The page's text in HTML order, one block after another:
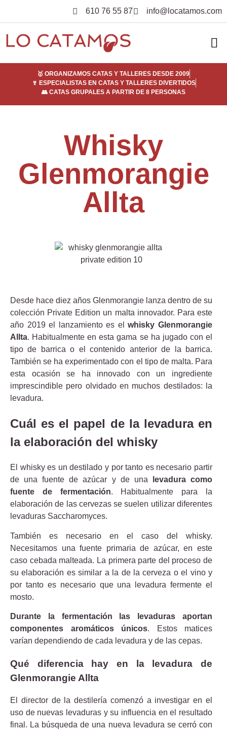
610 76 55 87 info@locatamos.com
🥇 ORGANIZAMOS CATAS Y TALLERES DESDE 2009
🍷 ESPECIALISTAS EN CATAS Y TALLERES DIVERTIDOS
👥 CATAS GRUPALES A PARTIR DE 8 PERSONAS
Whisky
Glenmorangie
Allta
Desde hace diez años Glenmorangie lanza dentro de su
colección Private Edition un malta innovador. Para este
año 2019 el lanzamiento es elwhisky Glenmorangie
Allta. Habitualmente en esta gama se ha jugado con el
tipo de barrica o el contenido anterior de la barrica.
También se ha experimentado con el tipo de malta. Para
esta ocasión se ha innovado con un ingrediente
imprescindible pero olvidado en muchos destilados: la
levadura.
Cuál es el papel de la levadura en
la elaboración del whisky
El whisky es un destilado y por tanto es necesario partir
de una fuente de azúcar y de una
levadura como
fuente de fermentación. Habitualmente para la
elaboración de las cervezas se suelen utilizar diferentes
levaduras Saccharomyces.
También es necesario en el caso del whisky.
Necesitamos una fuente primaria de azúcar, en este
caso cebada malteada. La primera parte del proceso de
su elaboración es similar a la de la cerveza o el vino y
por tanto es necesario que una levadura fermente el
mosto.
Durante la fermentación las levaduras aportan
componentes aromáticos únicos. Estos matices
varían dependiendo de cada levadura y de las cepas.
Qué diferencia hay en la levadura de
Glenmorangie Allta
El director de la destilería comenzó a investigar en el
uso de nuevas levaduras y su influencia en el resultado
final. La búsqueda de una nueva levadura se cerró con